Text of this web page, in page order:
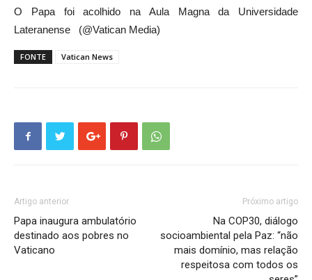
O Papa foi acolhido na Aula Magna da Universidade
Lateranense (@Vatican Media)
FONTE Vatican News
Artigo anterior
Papa inaugura ambulatório
destinado aos pobres no
Vaticano
Próximo artigo
Na COP30, diálogo
socioambiental pela Paz: “não
mais domínio, mas relação
respeitosa com todos os